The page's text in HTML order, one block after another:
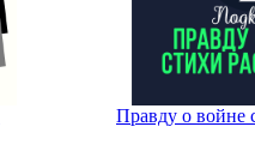
Правду о войне